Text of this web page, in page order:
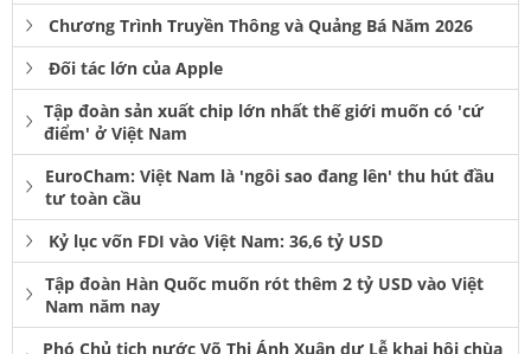
Chương Trình Truyền Thông và Quảng Bá Năm 2026
Đối tác lớn của Apple
Tập đoàn sản xuất chip lớn nhất thế giới muốn có 'cứ
điểm' ở Việt Nam
EuroCham: Việt Nam là 'ngôi sao đang lên' thu hút đầu
tư toàn cầu
Kỷ lục vốn FDI vào Việt Nam: 36,6 tỷ USD
Tập đoàn Hàn Quốc muốn rót thêm 2 tỷ USD vào Việt
Nam năm nay
Phó Chủ tịch nước Võ Thị Ánh Xuân dự Lễ khai hội chùa